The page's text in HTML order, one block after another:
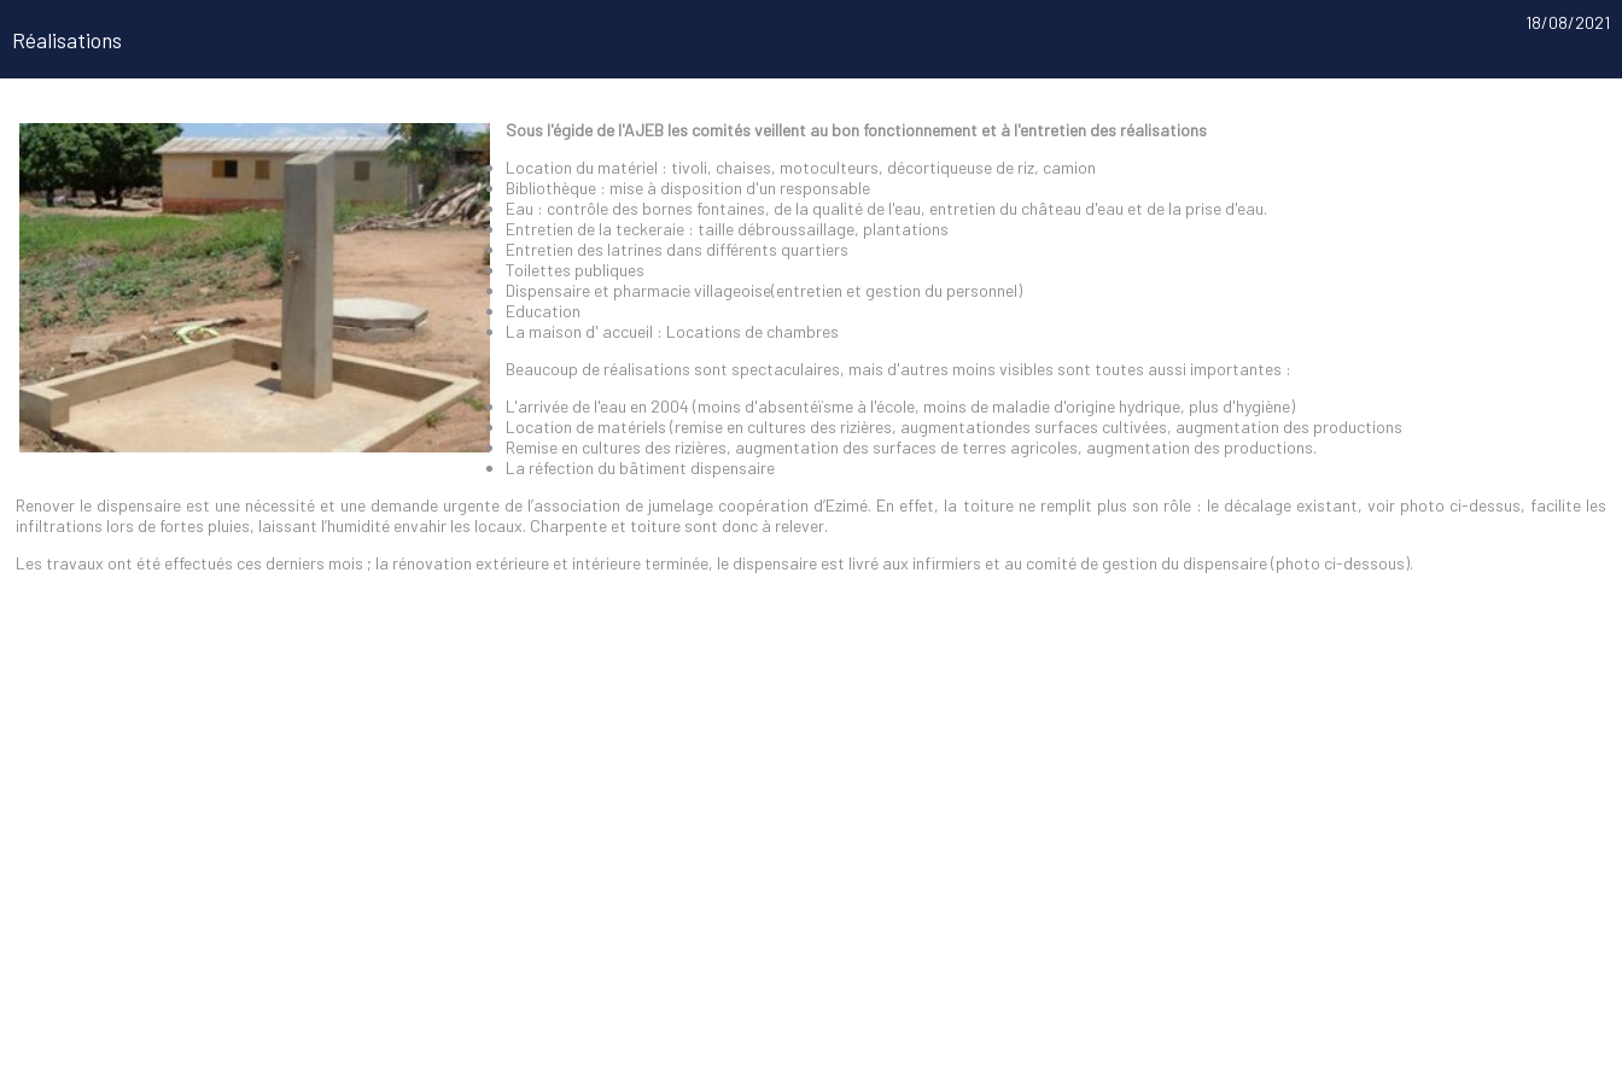
Réalisations
18/08/2021
Sous l'égide de l'AJEB les comités veillent au bon fonctionnement et à l'entretien des réalisations
Location du matériel : tivoli, chaises, motoculteurs, décortiqueuse de riz, camion
Bibliothèque : mise à disposition d'un responsable
Eau : contrôle des bornes fontaines, de la qualité de l'eau, entretien du château d'eau et de la prise d'eau.
Entretien de la teckeraie : taille débroussaillage, plantations
Entretien des latrines dans différents quartiers
Toilettes publiques
Dispensaire et pharmacie villageoise(entretien et gestion du personnel)
Education
La maison d' accueil : Locations de chambres
Beaucoup de réalisations sont spectaculaires, mais d'autres moins visibles sont toutes aussi importantes :
L'arrivée de l'eau en 2004 (moins d'absentéïsme à l'école, moins de maladie d'origine hydrique, plus d'hygiène)
Location de matériels (remise en cultures des rizières, augmentationdes surfaces cultivées, augmentation des productions
Remise en cultures des rizières, augmentation des surfaces de terres agricoles, augmentation des productions.
La réfection du bâtiment dispensaire
Renover le dispensaire est une nécessité et une demande urgente de l’association de jumelage coopération d’Ezimé. En effet, la toiture ne remplit plus son rôle : le décalage existant, voir photo ci-dessus, facilite les
infiltrations lors de fortes pluies, laissant l’humidité envahir les locaux. Charpente et toiture sont donc à relever.
Les travaux ont été effectués ces derniers mois ; la rénovation extérieure et intérieure terminée, le dispensaire est livré aux infirmiers et au comité de gestion du dispensaire (photo ci-dessous).